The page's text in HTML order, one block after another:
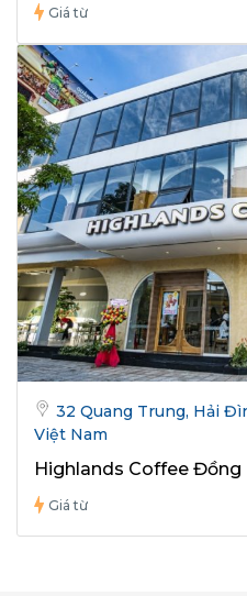
Giá từ
32 Quang Trung, Hải
Việt Nam
Highlands Coffee Đồng
Giá từ